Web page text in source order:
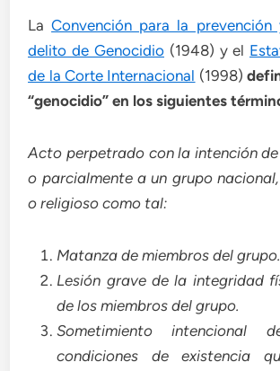
LaConvención para la prevención
delito de Genocidio(1948) y el
de la Corte Internacional (1998)
“genocidio” en los siguientes
Acto perpetrado con la intención
o parcialmente a un grupo
o religioso como tal:
Matanza de miembros del grupo.
Lesión grave de la integridad
de los miembros del grupo.
Sometimiento intencional
condiciones de existencia